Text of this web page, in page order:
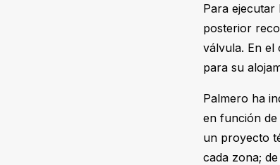
Para ejecutar
posterior
válvula. En el
para su
Palmero ha
en función de
un proyecto
cada zona;